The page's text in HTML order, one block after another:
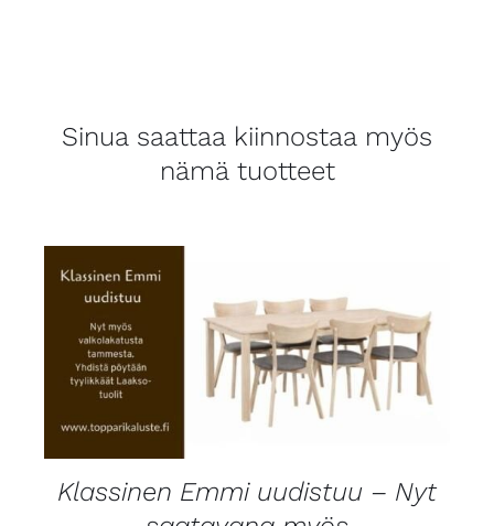
Sinua saattaa kiinnostaa myös
nämä tuotteet
LISÄTIEDOT
Klassinen Emmi uudistuu – Nyt